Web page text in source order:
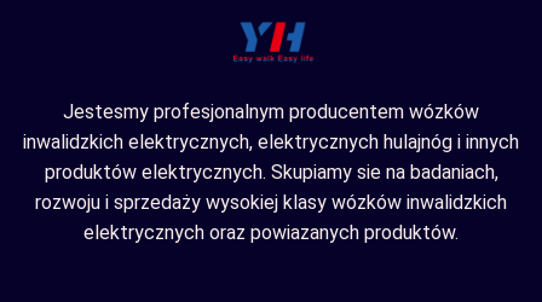
Jestesmy profesjonalnym producentem wózków
inwalidzkich elektrycznych, elektrycznych hulajnóg i innych
produktów elektrycznych. Skupiamy sie na badaniach,
rozwoju i sprzedaży wysokiej klasy wózków inwalidzkich
elektrycznych oraz powiazanych produktów.